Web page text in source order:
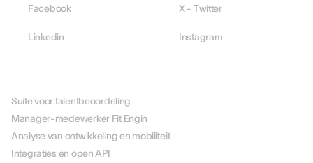
Facebook X - Twitter
Linkedin Instagram
Suite voor talentbeoordeling
Manager-medewerker Fit Engin
Analyse van ontwikkeling en mobiliteit
Integraties en open API